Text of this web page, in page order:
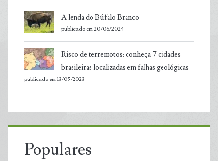
A lenda do Búfalo Branco
publicado em 20/06/2024
Risco de terremotos: conheça 7 cidades
brasileiras localizadas em falhas geológicas
publicado em 13/05/2023
Populares